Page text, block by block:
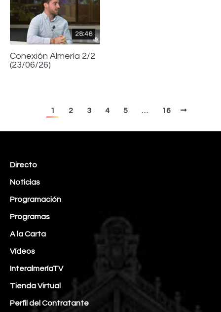
28:46
Conexión Almería 2/2
(23/06/26)
1 2 3 4 5 … 16
Directo
Noticias
Programación
Programas
A la Carta
Vídeos
InteralmeríaTV
Tienda Virtual
Perfil del Contratante